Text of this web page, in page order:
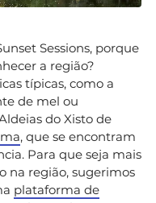
Sessions, porque
a região?
típicas, como a
de mel ou
do Xisto de
, que se encontram
Para que seja mais
na região, sugerimos
plataforma de